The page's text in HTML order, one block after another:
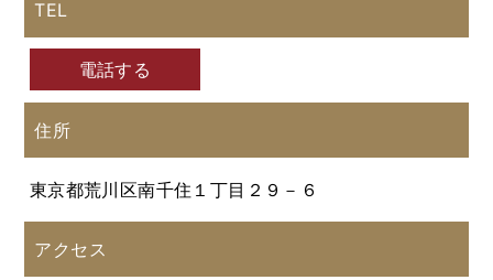
TEL
電話する
住所
東京都荒川区南千住１丁目２９－６
アクセス